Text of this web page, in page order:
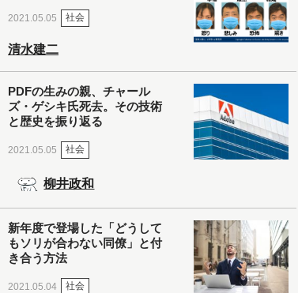
2021.05.05 社会
清水建二
PDFの生みの親、チャール
ズ・ゲシキ氏死去。その技術
と歴史を振り返る
2021.05.05 社会
柳井政和
新年度で登場した「どうして
もソリが合わない同僚」と付
き合う方法
2021.05.04 社会